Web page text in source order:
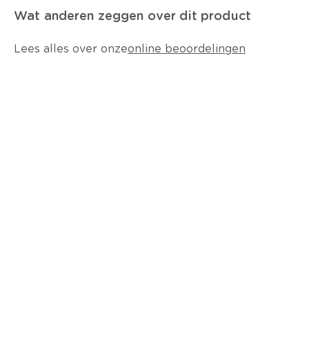
Wat anderen zeggen over dit product
Lees alles over onzeonline beoordelingen